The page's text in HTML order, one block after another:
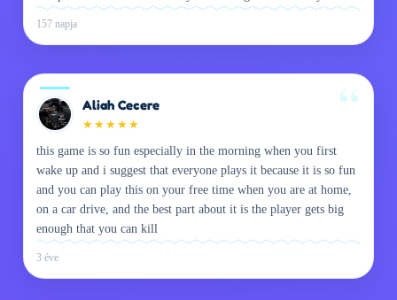
157 napja
Aliah Cecere
★ ★ ★ ★ ★
this game is so fun especially in the morning when you first
wake up and i suggest that everyone plays it because it is so fun
and you can play this on your free time when you are at home,
on a car drive, and the best part about it is the player gets big
enough that you can kill
3 éve